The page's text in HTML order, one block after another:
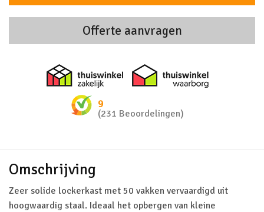
Offerte aanvragen
Thuiswinkel zakelijk
9
(231 Beoordelingen)
Omschrijving
Zeer solide lockerkast met 50 vakken vervaardigd uit
hoogwaardig staal. Ideaal het opbergen van kleine